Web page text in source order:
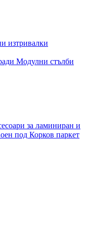
изтривалки
Модулни стълби
за ламиниран и
под Корков паркет